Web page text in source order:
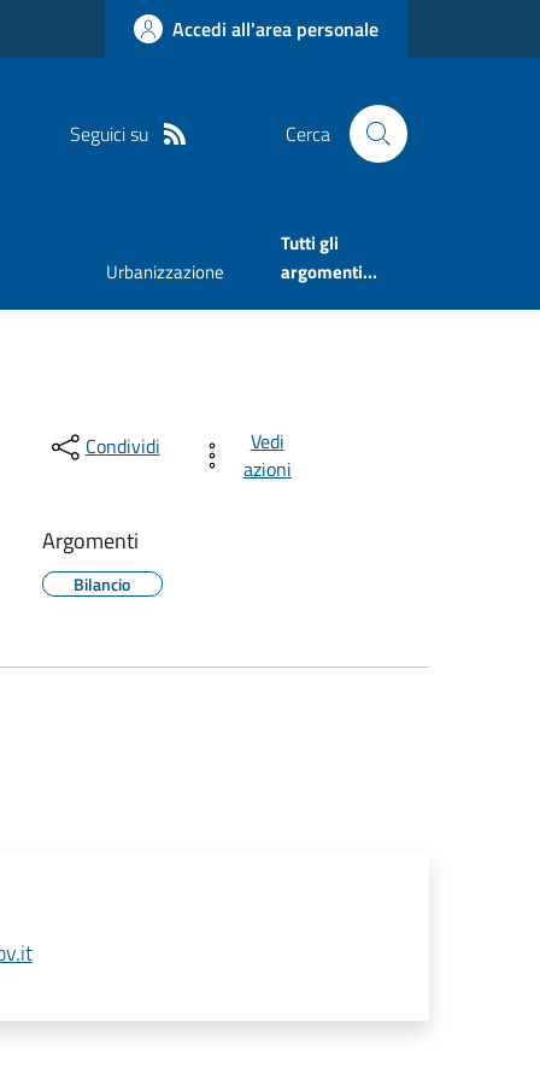
Accedi all'area personale
Seguici su Cerca
Urbanizzazione
Tutti gli
argomenti...
Condividi
Vedi
azioni
Argomenti
Bilancio